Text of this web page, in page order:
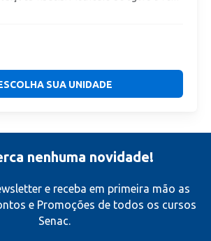
SUA UNIDADE
nenhuma novidade!
e receba em primeira mão as
e Promoções de todos os cursos
Senac.